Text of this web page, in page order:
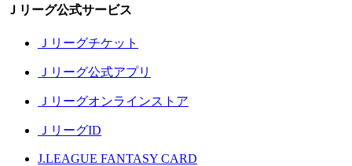
Ｊリーグ公式サービス
Ｊリーグチケット
Ｊリーグ公式アプリ
Ｊリーグオンラインストア
ＪリーグID
J.LEAGUE FANTASY CARD